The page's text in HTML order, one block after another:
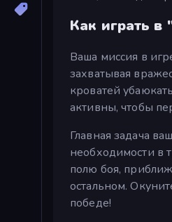
Как играть в
Ваша миссия в
захватывая
кроватей
активны, чтобы
Главная задача
необходимости в
полю боя,
остальном.
победе!